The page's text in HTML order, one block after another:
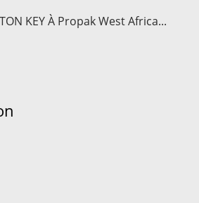
KEY À Propak West Africa...